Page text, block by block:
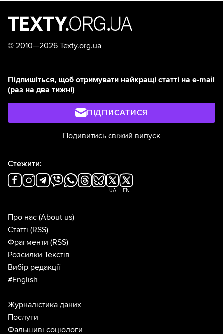
© 2010—2026 Texty.org.ua
Підпишіться, щоб отримувати найкращі статті на e-mail
(раз на два тижні)
ПІДПИСАТИСЯ
Подивитись свіжий випуск
Стежити:
UA EN
Про нас (About us)
Статті (RSS)
Фрагменти (RSS)
Розсилки Текстів
Вибір редакції
#English
Журналістика даних
Послуги
Фальшиві соціологи